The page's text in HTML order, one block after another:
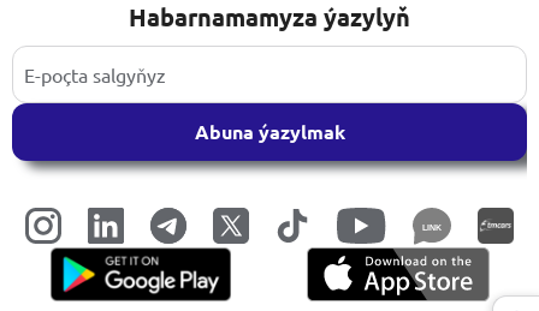
Habarnamamyza ýazylyň
Abuna ýazylmak
LINK